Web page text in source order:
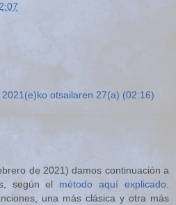
2021(e)ko otsailaren 27(a) (02:16)
de 2021) damos continuación a
según el método aquí explicado
una más clásica y otra más